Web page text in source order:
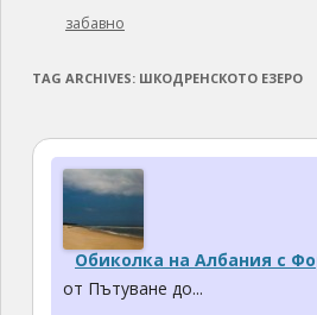
забавно
TAG ARCHIVES: ШКОДРЕНСКОТО ЕЗЕРО
Обиколка на Албания с
от Пътуване до...